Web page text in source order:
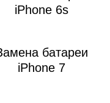
iPhone 6s
батареи
iPhone 7